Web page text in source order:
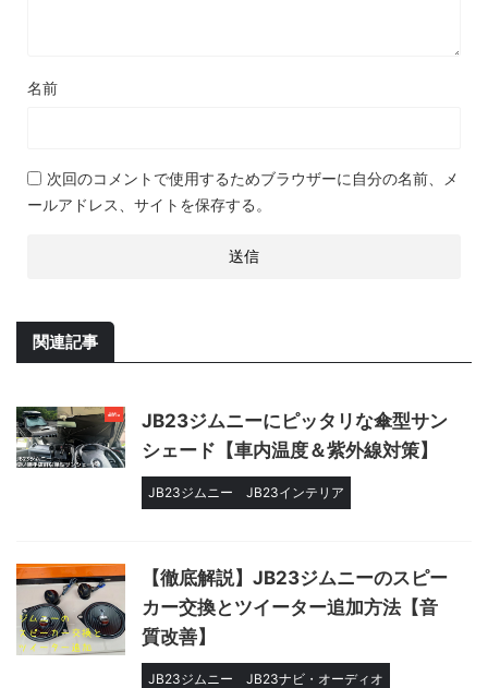
名前
次回のコメントで使用するためブラウザーに自分の名前、メ
ールアドレス、サイトを保存する。
関連記事
JB23ジムニーにピッタリな傘型サン
シェード【車内温度＆紫外線対策】
JB23ジムニー JB23インテリア
【徹底解説】JB23ジムニーのスピー
カー交換とツイーター追加方法【音
質改善】
JB23ジムニー JB23ナビ・オーディオ